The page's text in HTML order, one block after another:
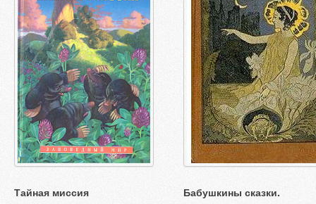
Тайная миссия
Бабушкины сказки.